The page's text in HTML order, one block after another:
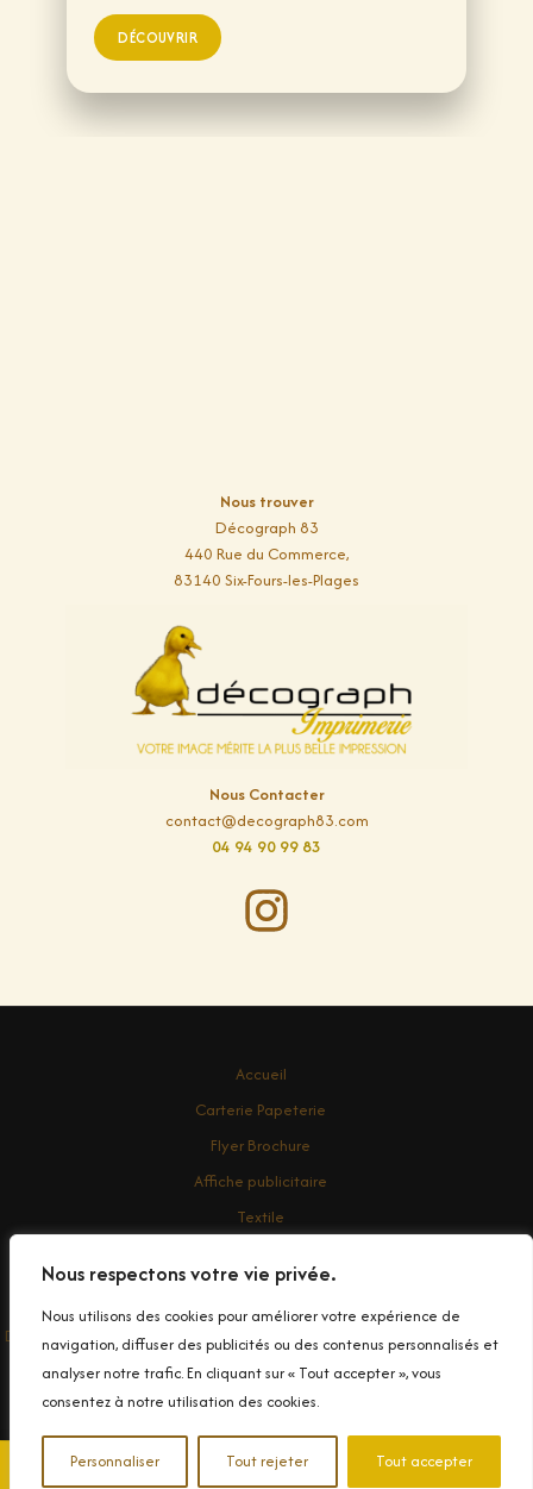
Nous respectons votre vie privée.
Nous utilisons des cookies pour améliorer votre expérience de
navigation, diffuser des publicités ou des contenus personnalisés et
analyser notre trafic. En cliquant sur « Tout accepter », vous
consentez à notre utilisation des cookies.
Personnaliser Tout rejeter Tout accepter
Nous trouver
Décograph 83
440 Rue du Commerce,
83140 Six-Fours-les-Plages
Nous Contacter
contact@decograph83.com
04 94 90 99 83
Accueil
Carterie Papeterie
Flyer Brochure
Affiche publicitaire
Textile
Contact
Droit d'auteur © 2026 Conception et impression de Banderole Publicitaire
dans le Var
✉️ Contactez-nous